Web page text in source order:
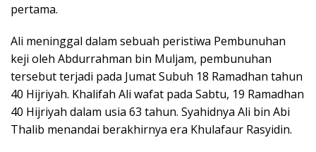
pertama.
Ali meninggal dalam sebuah peristiwa Pembunuhan
keji oleh Abdurrahman bin Muljam, pembunuhan
tersebut terjadi pada Jumat Subuh 18 Ramadhan tahun
40 Hijriyah. Khalifah Ali wafat pada Sabtu, 19 Ramadhan
40 Hijriyah dalam usia 63 tahun. Syahidnya Ali bin Abi
Thalib menandai berakhirnya era Khulafaur Rasyidin.